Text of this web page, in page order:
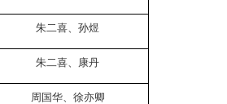
朱二喜、孙煜
朱二喜、康丹
周国华、徐亦卿